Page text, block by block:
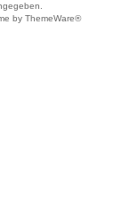
by ThemeWare®